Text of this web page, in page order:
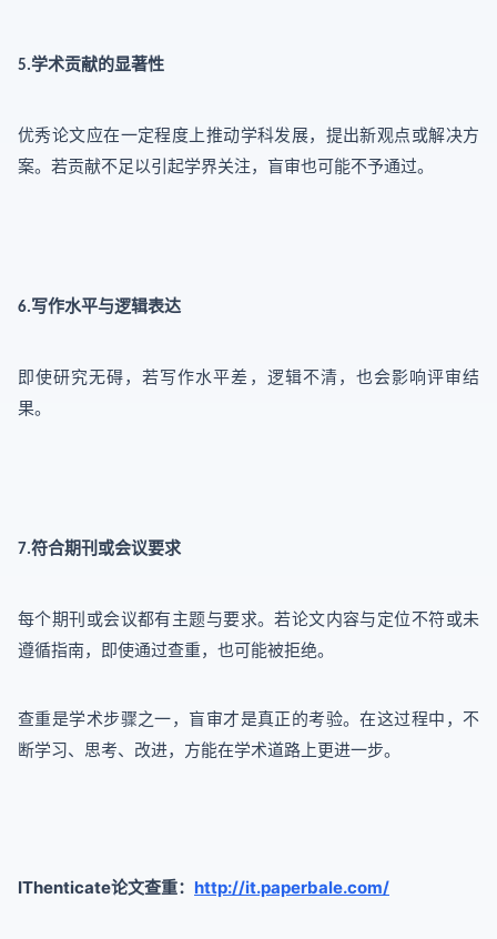
5.学术贡献的显著性
优秀论文应在一定程度上推动学科发展，提出新观点或解决方
案。若贡献不足以引起学界关注，盲审也可能不予通过。
6.写作水平与逻辑表达
即使研究无碍，若写作水平差，逻辑不清，也会影响评审结
果。
7.符合期刊或会议要求
每个期刊或会议都有主题与要求。若论文内容与定位不符或未
遵循指南，即使通过查重，也可能被拒绝。
查重是学术步骤之一，盲审才是真正的考验。在这过程中，不
断学习、思考、改进，方能在学术道路上更进一步。
IThenticate论文查重： http://it.paperbale.com/